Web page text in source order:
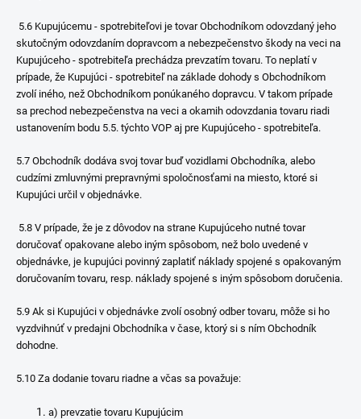
5.6 Kupujúcemu - spotrebiteľovi je tovar Obchodníkom odovzdaný jeho
skutočným odovzdaním dopravcom a nebezpečenstvo škody na veci na
Kupujúceho - spotrebiteľa prechádza prevzatím tovaru. To neplatí v
prípade, že Kupujúci - spotrebiteľ na základe dohody s Obchodníkom
zvolí iného, než Obchodníkom ponúkaného dopravcu. V takom prípade
sa prechod nebezpečenstva na veci a okamih odovzdania tovaru riadi
ustanovením bodu 5.5. týchto VOP aj pre Kupujúceho - spotrebiteľa.
5.7 Obchodník dodáva svoj tovar buď vozidlami Obchodníka, alebo
cudzími zmluvnými prepravnými spoločnosťami na miesto, ktoré si
Kupujúci určil v objednávke.
5.8 V prípade, že je z dôvodov na strane Kupujúceho nutné tovar
doručovať opakovane alebo iným spôsobom, než bolo uvedené v
objednávke, je kupujúci povinný zaplatiť náklady spojené s opakovaným
doručovaním tovaru, resp. náklady spojené s iným spôsobom doručenia.
5.9 Ak si Kupujúci v objednávke zvolí osobný odber tovaru, môže si ho
vyzdvihnúť v predajni Obchodníka v čase, ktorý si s ním Obchodník
dohodne.
5.10 Za dodanie tovaru riadne a včas sa považuje:
a) prevzatie tovaru Kupujúcim